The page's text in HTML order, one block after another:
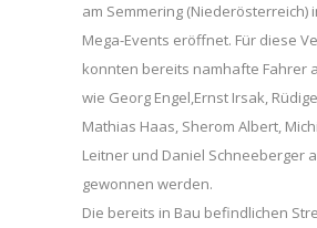
am Semmering (Niederösterreich)
Mega-Events eröffnet. Für diese
konnten bereits namhafte Fahrer
wie Georg Engel,Ernst Irsak,
Mathias Haas, Sherom Albert,
Leitner und Daniel Schneeberger
gewonnen werden.
Die bereits in Bau befindlichen